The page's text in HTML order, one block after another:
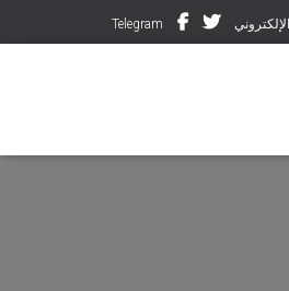
الإلكتروني Telegram